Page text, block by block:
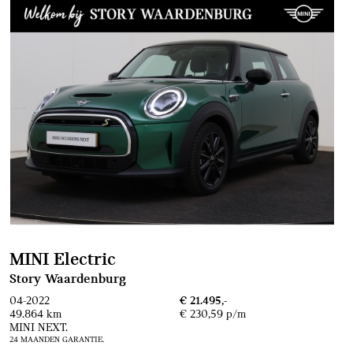
MINI Electric
Story Waardenburg
04-2022
€ 21.495,-
49.864 km
€ 230,59 p/m
MINI NEXT.
24 MAANDEN GARANTIE.